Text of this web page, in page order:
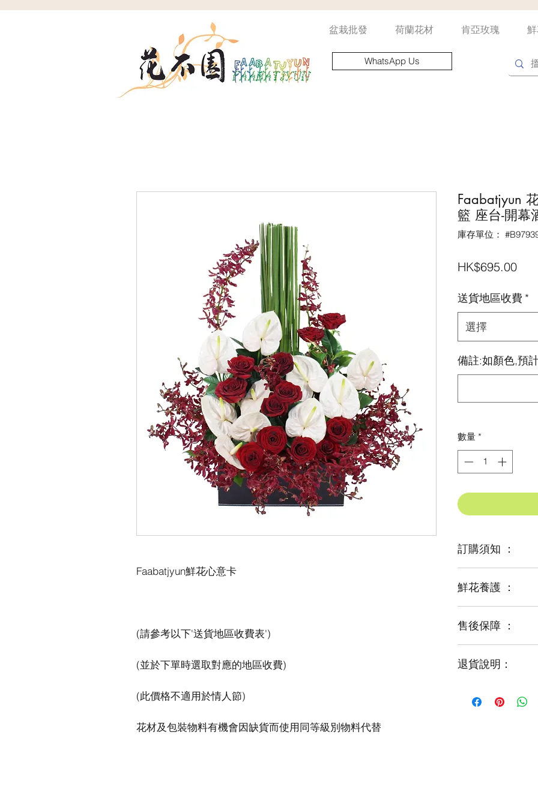
盆栽批發 荷蘭花材 肯亞玫瑰
WhatsApp Us
Faabatjyun
籃‎ 座台-開幕
庫存單位：
HK$695.00價
送貨地區收費 *
選擇
備註:如顏色,預
數量 *
訂購須知 ：
鮮花是季節性商品
花藝師會以同等級
鮮花養護 ：
每一束花都需要保養
售後保障 ：
免費提供鮮花養護查
退貨說明：
如收到的商品出現